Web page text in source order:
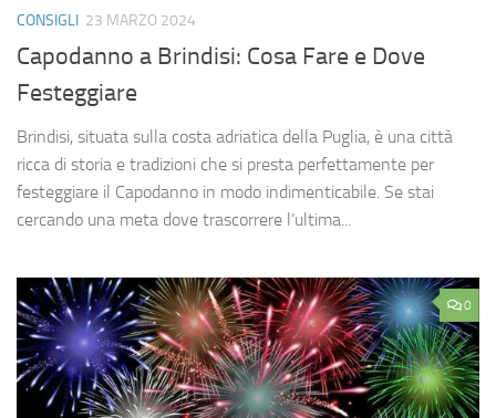
CONSIGLI 23 MARZO 2024
Capodanno a Brindisi: Cosa Fare e Dove
Festeggiare
Brindisi, situata sulla costa adriatica della Puglia, è una città
ricca di storia e tradizioni che si presta perfettamente per
festeggiare il Capodanno in modo indimenticabile. Se stai
cercando una meta dove trascorrere l’ultima...
0